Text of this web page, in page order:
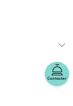
Contacter